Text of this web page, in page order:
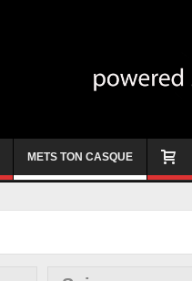
METS TON CASQUE